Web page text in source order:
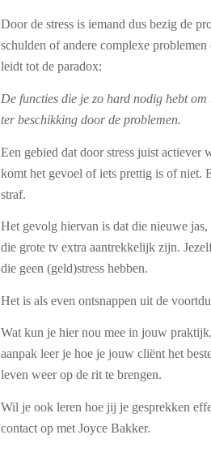
Door de stress is iemand dus bezig de
schulden of andere complexe
leidt tot de paradox:
De functies die je zo hard nodig hebt
ter beschikking door de problemen.
Een gebied dat door stress juist
komt het gevoel of iets prettig is of niet.
straf.
Het gevolg hiervan is dat die nieuwe
die grote tv extra aantrekkelijk zijn.
die geen (geld)stress hebben.
Het is als even ontsnappen uit de
Wat kun je hier nou mee in jouw
aanpak leer je hoe je jouw cliënt het
leven weer op de rit te brengen.
Wil je ook leren hoe jij je gesprekken
contact op met Joyce Bakker.